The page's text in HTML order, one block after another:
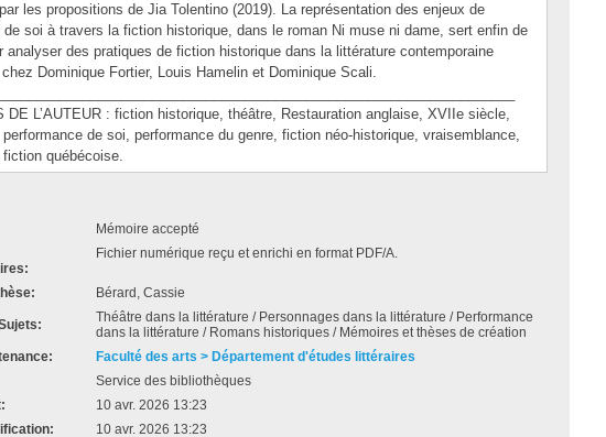
les propositions de Jia Tolentino (2019). La représentation des enjeux de
de soi à travers la fiction historique, dans le roman Ni muse ni dame, sert enfin de
analyser des pratiques de fiction historique dans la littérature contemporaine
Dominique Fortier, Louis Hamelin et Dominique Scali.
DE L’AUTEUR : fiction historique, théâtre, Restauration anglaise, XVIIe siècle,
de soi, performance du genre, fiction néo-historique, vraisemblance,
québécoise.
Mémoire accepté
Fichier numérique reçu et enrichi en format PDF/A.
Bérard, Cassie
Théâtre dans la littérature / Personnages dans la littérature / Performance
dans la littérature / Romans historiques / Mémoires et thèses de création
Faculté des arts > Département d'études littéraires
Service des bibliothèques
10 avr. 2026 13:23
10 avr. 2026 13:23